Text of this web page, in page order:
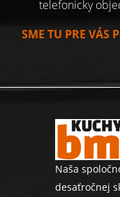
telefonicky
SME TU PRE VÁS
Naša
desaťročnej